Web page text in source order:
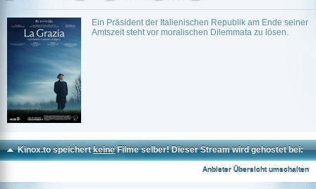
Ein Präsident der Italienischen Republik am Ende seiner
Amtszeit steht vor moralischen Dilemmata zu lösen.
Kinox.to speichertkeineFilme selber! Dieser Stream wird gehostet bei:
Anbieter Übersicht umschalten